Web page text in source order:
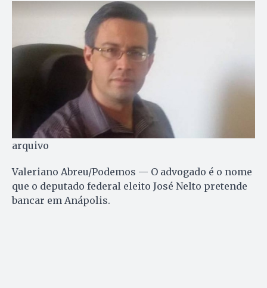
arquivo
Valeriano Abreu/Podemos — O advogado é o nome
que o deputado federal eleito José Nelto pretende
bancar em Anápolis.